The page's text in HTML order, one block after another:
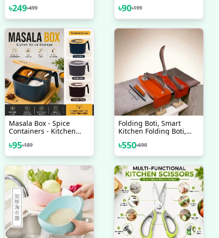
And Household Use
৳249৳499 ৳90৳199
Masala Box - Spice
Containers - Kitchen
Spice Containers
৳95৳189
Folding Boti, Smart
Kitchen Folding Boti,
Smart Standing Folding
Boti
৳550৳690